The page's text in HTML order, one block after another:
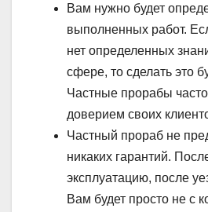
Вам нужно будет
выполненных работ.
нет определенных
сфере, то сделать это
Частные прорабы
доверием своих
Частный прораб не
никаких гарантий.
эксплуатацию, после
Вам будет просто не с